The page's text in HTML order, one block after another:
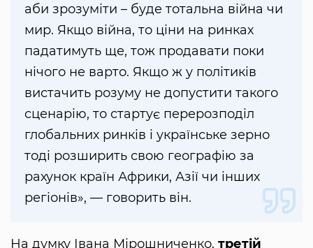
аби зрозуміти – буде тотальна війна чи
мир. Якщо війна, то ціни на ринках
падатимуть ще, тож продавати поки
нічого не варто. Якщо ж у політиків
вистачить розуму не допустити такого
сценарію, то стартує перерозподіл
глобальних ринків і українське зерно
тоді розширить свою географію за
рахунок країн Африки, Азії чи інших
регіонів», — говорить він.
На думку Івана Мірошниченко, третій